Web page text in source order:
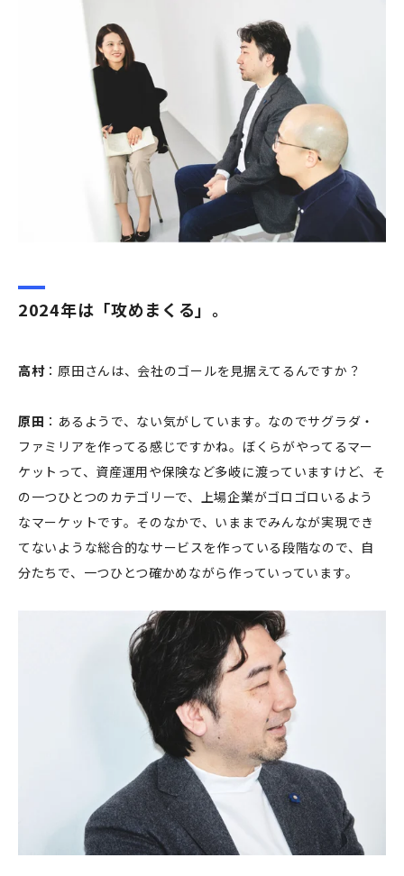
2024年は「攻めまくる」。
高村：原田さんは、会社のゴールを見据えてるんですか？
原田 ：あるようで、ない気がしています。なのでサグラダ・
ファミリアを作ってる感じですかね。ぼくらがやってるマー
ケットって、資産運用や保険など多岐に渡っていますけど、そ
の一つひとつのカテゴリーで、上場企業がゴロゴロいるよう
なマーケットです。そのなかで、いままでみんなが実現でき
てないような総合的なサービスを作っている段階なので、自
分たちで、一つひとつ確かめながら作っていっています。